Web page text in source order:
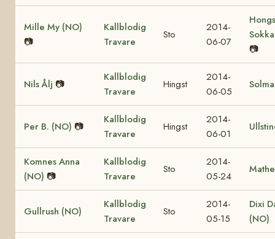
Mille My (NO)
📷
Kallblodig
Travare
Sto
2014-
06-07
📷
Nils Ålj 📷
Kallblodig
Travare
Hingst
2014-
06-05
Per B. (NO) 📷
Kallblodig
Travare
Hingst
2014-
06-01
Komnes Anna
(NO) 📷
Kallblodig
Travare
Sto
2014-
05-24
Gullrush (NO)
Kallblodig
Travare
Sto
2014-
05-15
Dixi
(NO)